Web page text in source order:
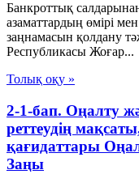
Банкроттық
азаматтардың өмірі
заңнамасын қолдану
Республикасы Жоғар...
Толық оқу »
2-1-бап. Оңалту
реттеудің
қағидаттары
Заңы